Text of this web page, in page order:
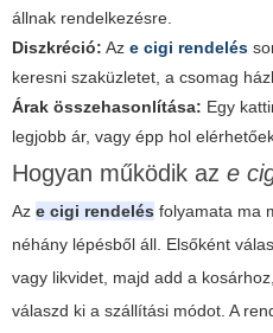
állnak rendelkezésre.
Diszkréció: Az e cigi rendelés
keresni szaküzletet, a csomag
Árak összehasonlítása: Egy
legjobb ár, vagy épp hol
Hogyan működik az e
Az e cigi rendelés folyamata ma
néhány lépésből áll. Elsőként
vagy likvidet, majd add a
válaszd ki a szállítási módot. A